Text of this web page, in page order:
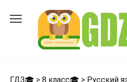
ГДЗ🎓 > 8 класс🎓 > Русский